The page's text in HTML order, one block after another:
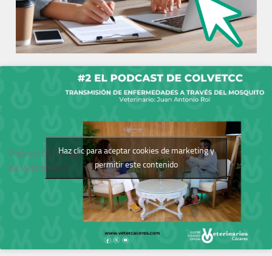
Podcast del Colegio
de Veterinarios
Haz clic para aceptar cookies de marketing y
permitir este contenido